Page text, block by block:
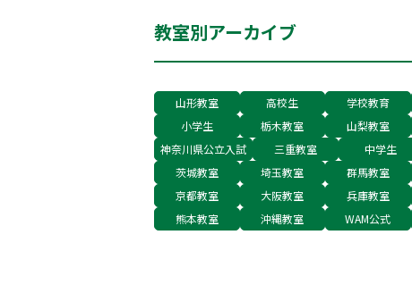
教室別アーカイブ
山形教室 高校生 学校教育
小学生
栃木教室 山梨教室
神奈川県公立入試
三重教室 中学生
茨城教室
埼玉教室 群馬教室
京都教室
大阪教室 兵庫教室
熊本教室
沖縄教室 WAM公式